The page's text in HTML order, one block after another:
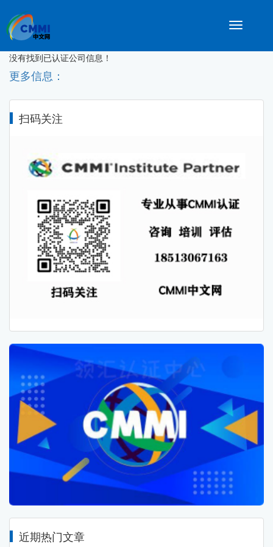
Toggle
没有找到已认证公司信息！
更多信息：
扫码关注
近期热门文章